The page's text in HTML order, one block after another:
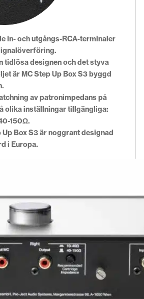
in- och utgångs-RCA-terminaler
tidlösa designen och det styva
är MC Step Up Box S3 byggd
av patronimpedans på
olika inställningar tillgängliga:
150Ω.
Up Box S3 är noggrant designad
i Europa.